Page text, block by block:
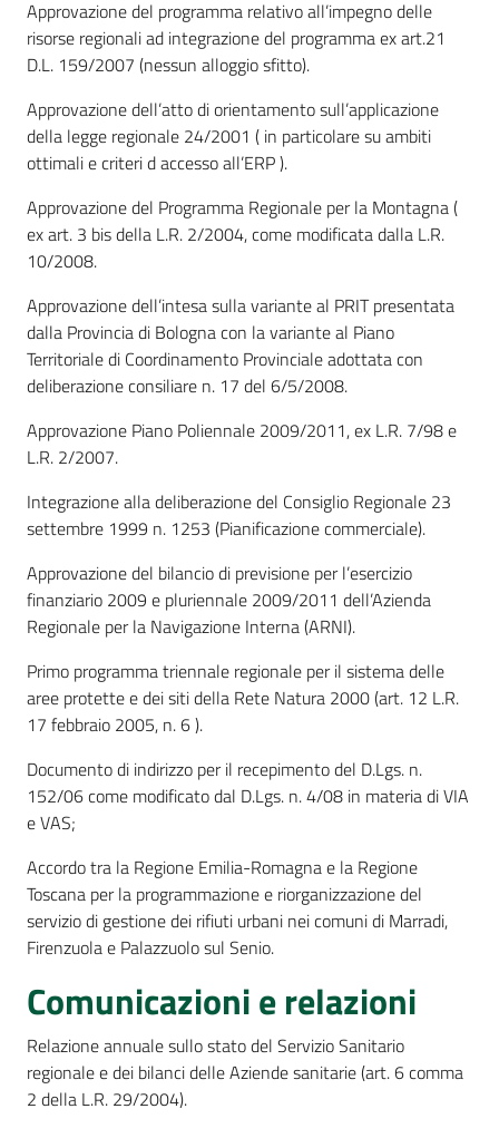
Approvazione del programma relativo all’impegno delle
risorse regionali ad integrazione del programma ex art.21
D.L. 159/2007 (nessun alloggio sfitto).
Approvazione dell’atto di orientamento sull’applicazione
della legge regionale 24/2001 ( in particolare su ambiti
ottimali e criteri d accesso all’ERP ).
Approvazione del Programma Regionale per la Montagna (
ex art. 3 bis della L.R. 2/2004, come modificata dalla L.R.
10/2008.
Approvazione dell’intesa sulla variante al PRIT presentata
dalla Provincia di Bologna con la variante al Piano
Territoriale di Coordinamento Provinciale adottata con
deliberazione consiliare n. 17 del 6/5/2008.
Approvazione Piano Poliennale 2009/2011, ex L.R. 7/98 e
L.R. 2/2007.
Integrazione alla deliberazione del Consiglio Regionale 23
settembre 1999 n. 1253 (Pianificazione commerciale).
Approvazione del bilancio di previsione per l’esercizio
finanziario 2009 e pluriennale 2009/2011 dell’Azienda
Regionale per la Navigazione Interna (ARNI).
Primo programma triennale regionale per il sistema delle
aree protette e dei siti della Rete Natura 2000 (art. 12 L.R.
17 febbraio 2005, n. 6 ).
Documento di indirizzo per il recepimento del D.Lgs. n.
152/06 come modificato dal D.Lgs. n. 4/08 in materia di VIA
e VAS;
Accordo tra la Regione Emilia-Romagna e la Regione
Toscana per la programmazione e riorganizzazione del
servizio di gestione dei rifiuti urbani nei comuni di Marradi,
Firenzuola e Palazzuolo sul Senio.
Comunicazioni e relazioni
Relazione annuale sullo stato del Servizio Sanitario
regionale e dei bilanci delle Aziende sanitarie (art. 6 comma
2 della L.R. 29/2004).